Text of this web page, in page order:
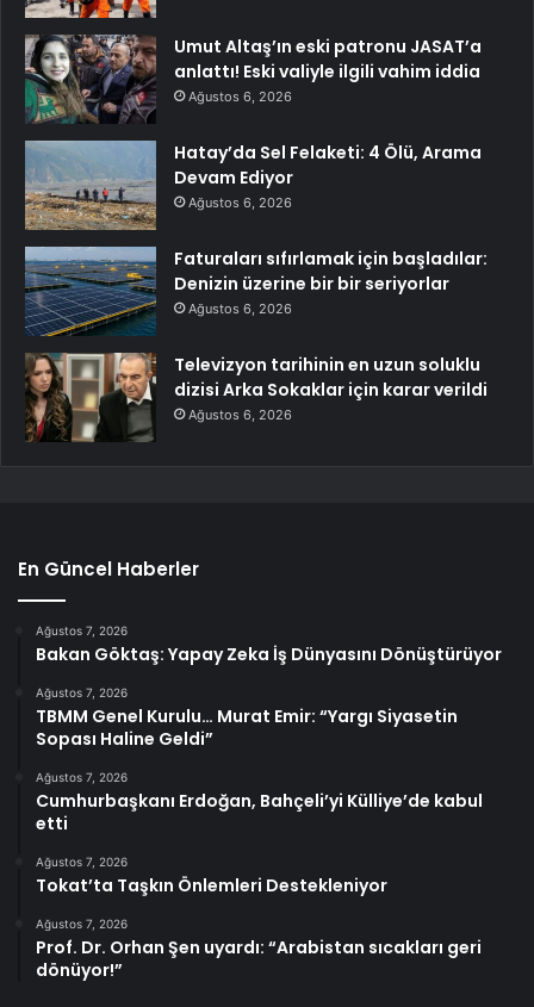
Umut Altaş’ın eski patronu JASAT’a
anlattı! Eski valiyle ilgili vahim iddia
Ağustos 6, 2026
Hatay’da Sel Felaketi: 4 Ölü, Arama
Devam Ediyor
Ağustos 6, 2026
Faturaları sıfırlamak için başladılar:
Denizin üzerine bir bir seriyorlar
Ağustos 6, 2026
Televizyon tarihinin en uzun soluklu
dizisi Arka Sokaklar için karar verildi
Ağustos 6, 2026
En Güncel Haberler
Ağustos 7, 2026
Bakan Göktaş: Yapay Zeka İş Dünyasını Dönüştürüyor
Ağustos 7, 2026
TBMM Genel Kurulu… Murat Emir: “Yargı Siyasetin
Sopası Haline Geldi”
Ağustos 7, 2026
Cumhurbaşkanı Erdoğan, Bahçeli’yi Külliye’de kabul
etti
Ağustos 7, 2026
Tokat’ta Taşkın Önlemleri Destekleniyor
Ağustos 7, 2026
Prof. Dr. Orhan Şen uyardı: “Arabistan sıcakları geri
dönüyor!”